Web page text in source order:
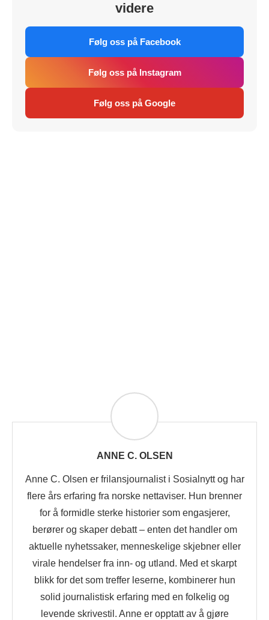
videre
Følg oss på Facebook
Følg oss på Instagram
Følg oss på Google
ANNE C. OLSEN
Anne C. Olsen er frilansjournalist i Sosialnytt og har
flere års erfaring fra norske nettaviser. Hun brenner
for å formidle sterke historier som engasjerer,
berører og skaper debatt – enten det handler om
aktuelle nyhetssaker, menneskelige skjebner eller
virale hendelser fra inn- og utland. Med et skarpt
blikk for det som treffer leserne, kombinerer hun
solid journalistisk erfaring med en folkelig og
levende skrivestil. Anne er opptatt av å gjøre